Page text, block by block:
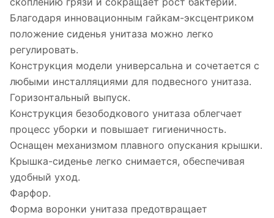
Благодаря инновационным гайкам-эксцентриком
положение сиденья унитаза можно легко
регулировать.
Конструкция модели универсальна и сочетается с
любыми инсталляциями для подвесного унитаза.
Горизонтальный выпуск.
Конструкция безободкового унитаза облегчает
процесс уборки и повышает гигиеничность.
Оснащен механизмом плавного опускания крышки.
Крышка-сиденье легко снимается, обеспечивая
удобный уход.
Фарфор.
Форма воронки унитаза предотвращает